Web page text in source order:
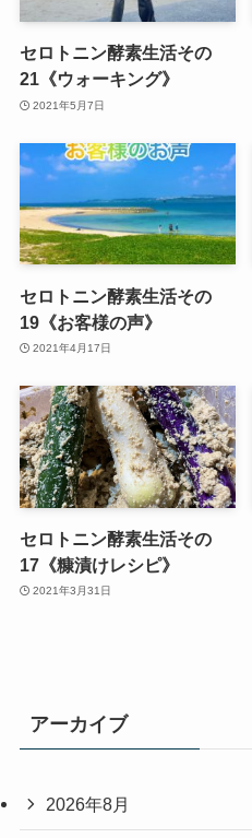
セロトニン酵素生活その
21《ウォーキング》
2021年5月7日
セロトニン酵素生活その
19《お客様の声》
2021年4月17日
セロトニン酵素生活その
17《糠漬けレシピ》
2021年3月31日
アーカイブ
2026年8月